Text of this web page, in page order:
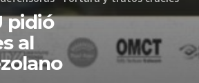
pidió
al
todas las
detenidas